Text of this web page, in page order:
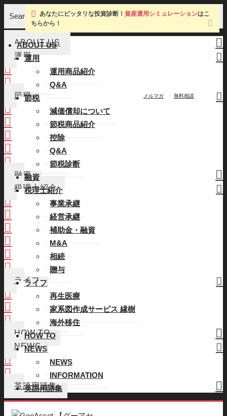
Search
ABOUT US
運用
運用商品紹介
Q&A
節税
減価償却について
節税商品紹介
控除
Q&A
節税診断
融資
税理士紹介
事業承継
経営承継
補助金・融資
M&A
相続
贈与
ライフ
再生医療
家系図作成サービス 縁樹
海外移住
HOW TO
NEWS
NEWS
INFORMATION
英語用語集
メルマガ 無料相談
あなたにピッタリな投資診断！資産運用シミュレーションはこ
ちらから！
ABOUT US
運用
運用商品紹介
Q&A
節税
減価償却について
節税商品紹介
控除
Q&A
節税診断
融資
税理士紹介
事業承継
経営承継
補助金・融資
M&A
相続
贈与
ライフ
再生医療
家系図作成サービス 縁樹
海外移住
HOW TO
NEWS
NEWS
INFORMATION
英語用語集